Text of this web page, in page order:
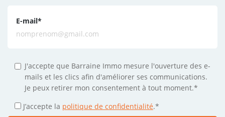
E-mail*
J'accepte que Barraine Immo mesure l'ouverture des e-
mails et les clics afin d'améliorer ses communications.
Je peux retirer mon consentement à tout moment.*
J’accepte la politique de confidentialité.*